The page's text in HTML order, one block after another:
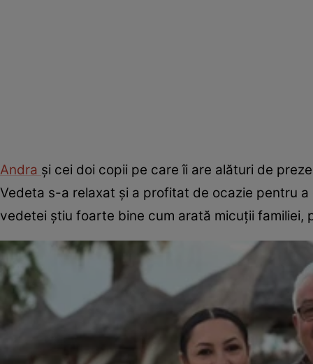
Andra și cei doi copii pe care îi are alături de
Vedeta s-a relaxat și a profitat de ocazie pentru
vedetei știu foarte bine cum arată micuții